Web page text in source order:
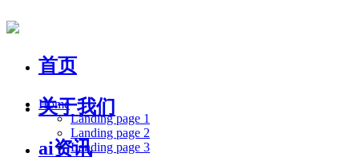
首页
关于我们
ai资讯
Home
Landing page 1
Landing page 2
Landing page 3